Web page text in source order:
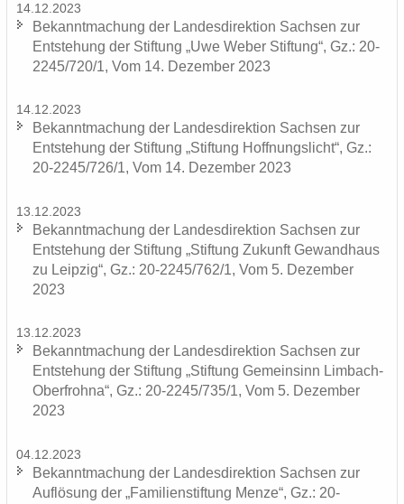
14.12.2023
Be­kannt­ma­chung der Lan­des­di­rek­ti­on Sach­sen zur
Ent­ste­hung der Stif­tung „Uwe Weber Stif­tung“, Gz.: 20-
2245/720/1, Vom 14. De­zem­ber 2023
14.12.2023
Be­kannt­ma­chung der Lan­des­di­rek­ti­on Sach­sen zur
Ent­ste­hung der Stif­tung „Stif­tung Hoff­nungs­licht“, Gz.:
20-2245/726/1, Vom 14. De­zem­ber 2023
13.12.2023
Be­kannt­ma­chung der Lan­des­di­rek­ti­on Sach­sen zur
Ent­ste­hung der Stif­tung „Stif­tung Zu­kunft Ge­wand­haus
zu Leip­zig“, Gz.: 20-2245/762/1, Vom 5. De­zem­ber
2023
13.12.2023
Be­kannt­ma­chung der Lan­des­di­rek­ti­on Sach­sen zur
Ent­ste­hung der Stif­tung „Stif­tung Ge­mein­sinn Limbach-​
Oberfrohna“, Gz.: 20-2245/735/1, Vom 5. De­zem­ber
2023
04.12.2023
Be­kannt­ma­chung der Lan­des­di­rek­ti­on Sach­sen zur
Auf­lö­sung der „Fa­mi­li­en­stif­tung Menze“, Gz.: 20-